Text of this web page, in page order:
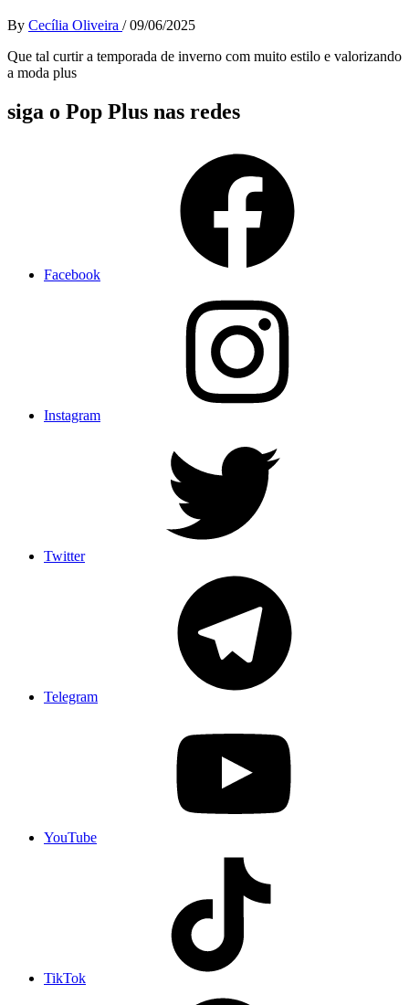
By Cecília Oliveira / 09/06/2025
Que tal curtir a temporada de inverno com muito estilo e valorizando
a moda plus
siga o Pop Plus nas redes
Facebook
Instagram
Twitter
Telegram
YouTube
TikTok